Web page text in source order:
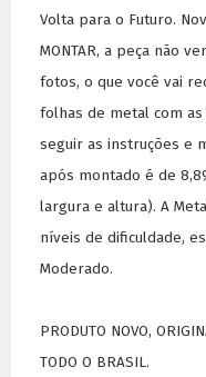
Volta para o Futuro.
MONTAR, a peça não
fotos, o que você vai
folhas de metal com
seguir as instruções e
após montado é de
largura e altura). A
níveis de dificuldade,
Moderado.
PRODUTO NOVO,
TODO O BRASIL.